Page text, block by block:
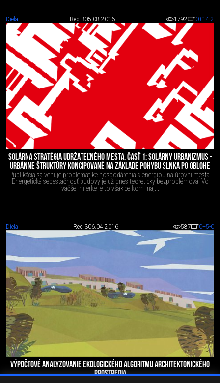
Diela Red 305.08.2016 1792 0+14-2
SOLÁRNA STRATÉGIA UDRŽATEĽNÉHO MESTA, ČASŤ 1: SOLÁRNY URBANIZMUS -
URBÁNNE ŠTRUKTÚRY KONCIPOVANÉ NA ZÁKLADE POHYBU SLNKA PO OBLOHE
Publikácia sa venuje problematike hospodárenia s energiou na úrovni mesta.
Energetická sebestačnosť budovy je už dnes teoreticky bezproblémová. Vo
vačšej mierke je to však celkom iná,...
Diela Red 306.04.2016 587 0+5-0
VÝPOČTOVÉ ANALYZOVANIE EKOLOGICKÉHO ALGORITMU ARCHITEKTONICKÉHO
PROSTREDIA